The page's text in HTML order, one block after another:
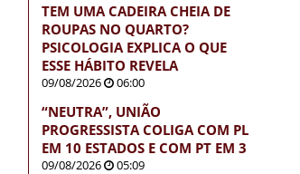
TEM UMA CADEIRA CHEIA DE
ROUPAS NO QUARTO?
PSICOLOGIA EXPLICA O QUE
ESSE HÁBITO REVELA
09/08/2026 06:00
“NEUTRA”, UNIÃO
PROGRESSISTA COLIGA COM PL
EM 10 ESTADOS E COM PT EM 3
09/08/2026 05:09